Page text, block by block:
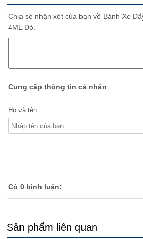
Chia sẻ nhận xét của bạn về Bánh Xe
4ML Đỏ.
Cung cấp thông tin cá nhân
Họ và tên:
Có0 bình luận:
Sản phẩm liên quan